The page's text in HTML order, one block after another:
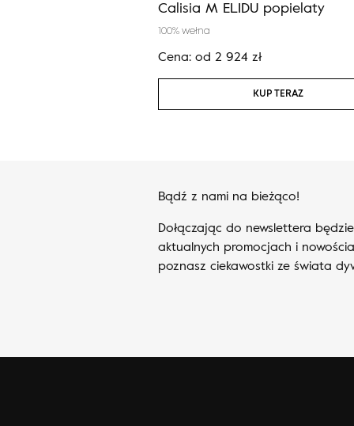
Calisia M ELIDU popielaty
100% wełna
Cena: od 2 924 zł
KUP TERAZ
Bądź z nami na bieżąco!
Dołączając do newslettera
aktualnych promocjach i
poznasz ciekawostki ze świata